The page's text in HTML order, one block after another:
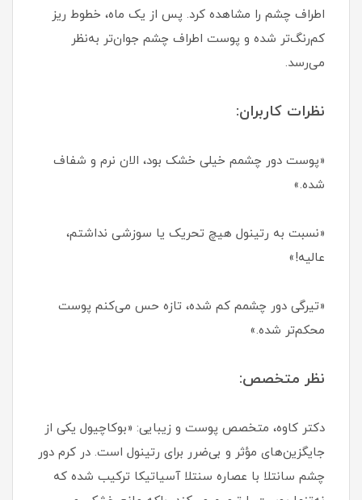
اطراف چشم را مشاهده کرد. پس از یک ماه، خطوط ریز
کم‌رنگ‌تر شده و پوست اطراف چشم جوان‌تر به‌نظر
می‌رسد.
نظرات کاربران:
«پوست دور چشمم خیلی خشک بود، الان نرم و شفاف
شده.»
«نسبت به رتینول هیچ تحریک یا سوزشی نداشتم،
عالیه!»
«تیرگی دور چشمم کم شده، تازه حس می‌کنم پوست
محکم‌تر شده.»
نظر متخصص:
دکتر کاوه، متخصص پوست و زیبایی: «بوکاچیول یکی از
جایگزین‌های مؤثر و بی‌ضرر برای رتینول است. در کرم دور
چشم سانتلا با عصاره سنتلا آسیاتیکا ترکیب شده که